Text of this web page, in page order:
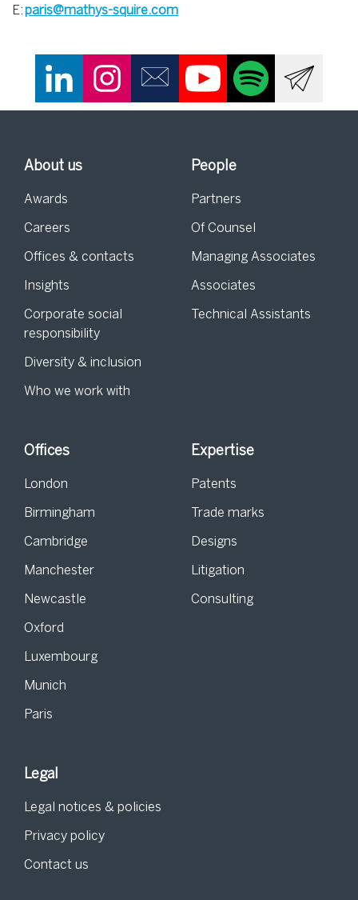
E: paris@mathys-squire.com
About us
Awards
Careers
Offices & contacts
Insights
Corporate social
responsibility
Diversity & inclusion
Who we work with
People
Partners
Of Counsel
Managing Associates
Associates
Technical Assistants
Offices
London
Birmingham
Cambridge
Manchester
Newcastle
Oxford
Luxembourg
Munich
Paris
Expertise
Patents
Trade marks
Designs
Litigation
Consulting
Legal
Legal notices & policies
Privacy policy
Contact us